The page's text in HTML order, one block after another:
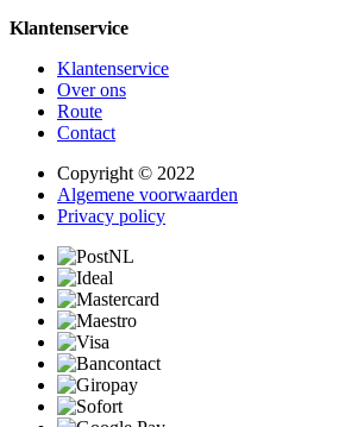
Klantenservice
Klantenservice
Over ons
Route
Contact
Copyright © 2022
Algemene voorwaarden
Privacy policy